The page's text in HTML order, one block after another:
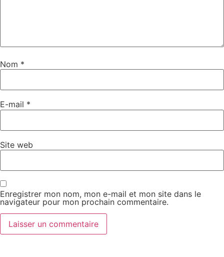
Nom *
E-mail *
Site web
Enregistrer mon nom, mon e-mail et mon site dans le
navigateur pour mon prochain commentaire.